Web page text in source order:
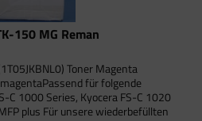
150 MG Reman
Toner Magenta
für folgende
C 1000 Series, Kyocera FS-C 1020
plus Für unsere wiederbefüllten